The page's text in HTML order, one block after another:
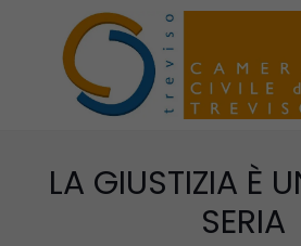
LA GIUSTIZIA È
SERIA